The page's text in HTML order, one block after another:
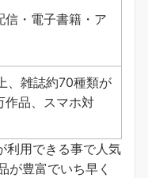
信・電子書籍・ア
、雑誌約70種類が
作品、スマホ対
利用できる事で人気
が豊富でいち早く